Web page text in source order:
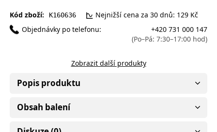
Kód zboží: K160636
Nejnižší cena za 30 dnů: 129 Kč
Objednávky po telefonu:
+420 731 000 147
(Po–Pá: 7:30–17:00 hod)
Zobrazit další produkty
Popis produktu
Obsah balení